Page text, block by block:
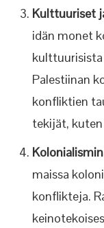
Kulttuuriset
idän monet
kulttuurisista
Palestiinan
konfliktien
tekijät,
maissa
konflikteja.